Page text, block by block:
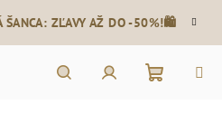
ŠANCA: ZĽAVY AŽ DO -50%!🛍️